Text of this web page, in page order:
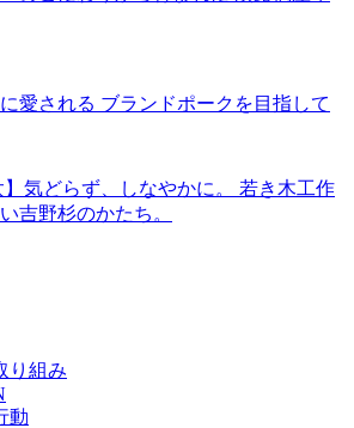
愛される ブランドポークを目指して
】気どらず、しなやかに。 若き木工作
吉野杉のかたち。
り組み
動